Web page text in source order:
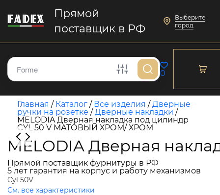
Прямой
поставщик в РФ
Выберите
город
0
Главная / Каталог / Все изделия /Дверные
ручки на розетке /Дверные накладки /
MELODIA Дверная накладка под цилиндр
CYL 50 V МАТОВЫЙ ХРОМ/ ХРОМ
MELODIA Дверная
Прямой поставщик фурнитуры в РФ
5 лет гарантия на корпус и работу механизмов
Cyl 50V
См. все характеристики